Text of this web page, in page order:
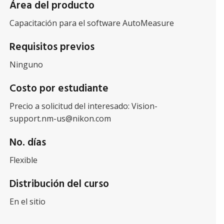
Área del producto
Capacitación para el software AutoMeasure
Requisitos previos
Ninguno
Costo por estudiante
Precio a solicitud del interesado: Vision-
support.nm-us@nikon.com
No. días
Flexible
Distribución del curso
En el sitio